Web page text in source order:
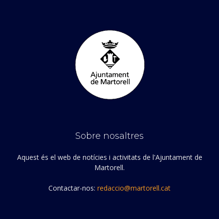
Sobre nosaltres
Aquest és el web de notícies i activitats de l'Ajuntament de
Martorell.
Contactar-nos: redaccio@martorell.cat